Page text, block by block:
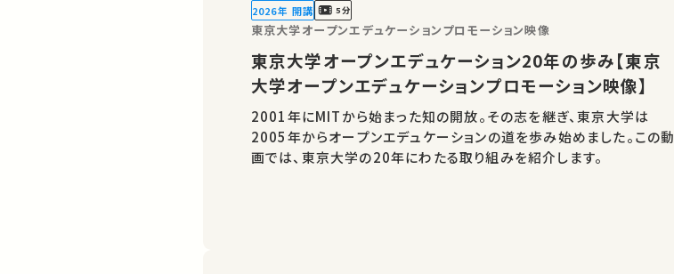
2026年 開講 5分
東京大学オープンエデュケーションプロモーション映像
東京大学オープンエデュケーション20年の歩み【東京
大学オープンエデュケーションプロモーション映像】
2001年にMITから始まった知の開放。その志を継ぎ、東京大学は
2005年からオープンエデュケーションの道を歩み始めました。この動
画では、東京大学の20年にわたる取り組みを紹介します。